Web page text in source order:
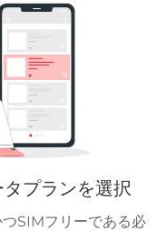
プランを選択
SIMフリーである必